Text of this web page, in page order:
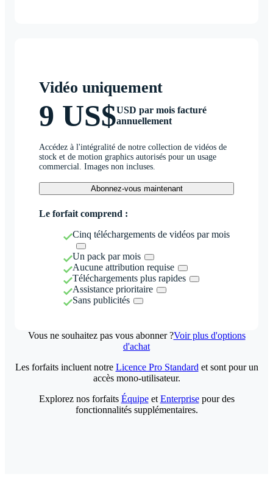
Vidéo uniquement
9 US$USD par mois facturé
annuellement
Accédez à l'intégralité de notre collection de vidéos de
stock et de motion graphics autorisés pour un usage
commercial. Images non incluses.
Abonnez-vous maintenant
Le forfait comprend :
Cinq téléchargements de vidéos par mois
Un pack par mois
Aucune attribution requise
Téléchargements plus rapides
Assistance prioritaire
Sans publicités
Vous ne souhaitez pas vous abonner ?Voir plus d'options
d'achat
Les forfaits incluent notre Licence Pro Standard et sont pour un
accès mono-utilisateur.
Explorez nos forfaits Équipeet Enterprisepour des
fonctionnalités supplémentaires.